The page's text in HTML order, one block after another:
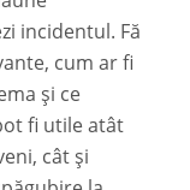
incidentul. Fă
cum ar fi
și ce
fi utile atât
cât și